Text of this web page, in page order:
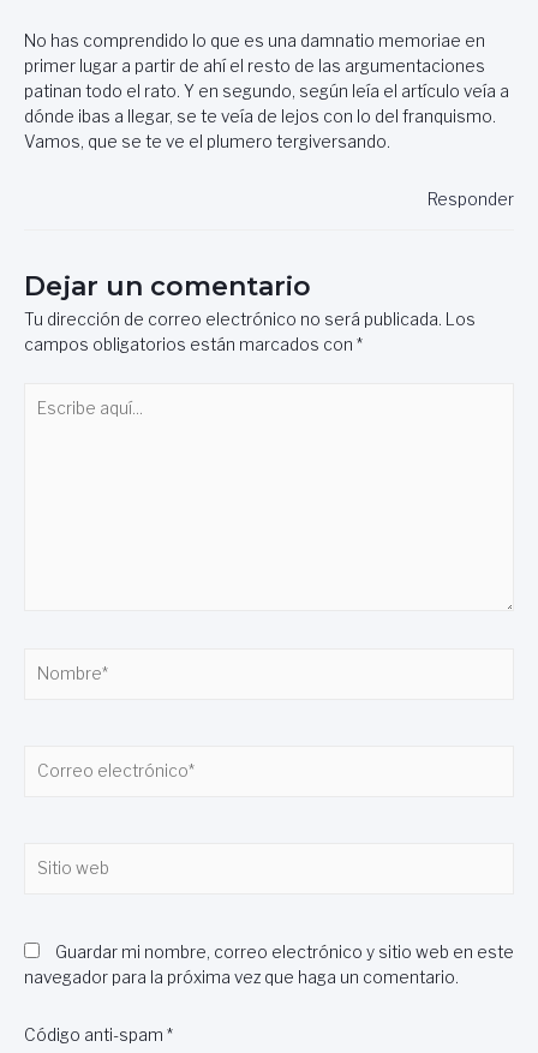
No has comprendido lo que es una damnatio memoriae en
primer lugar a partir de ahí el resto de las argumentaciones
patinan todo el rato. Y en segundo, según leía el artículo veía a
dónde ibas a llegar, se te veía de lejos con lo del franquismo.
Vamos, que se te ve el plumero tergiversando.
Responder
Dejar un comentario
Tu dirección de correo electrónico no será publicada. Los
campos obligatorios están marcados con *
aquí...
electrónico*
web
Guardar mi nombre, correo electrónico y sitio web en este
navegador para la próxima vez que haga un comentario.
Código anti-spam *